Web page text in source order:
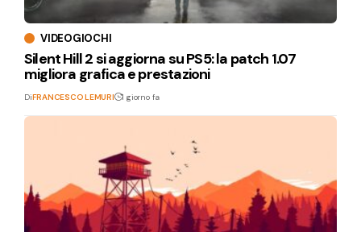
VIDEOGIOCHI
Silent Hill 2 si aggiorna su PS5: la patch 1.07
migliora grafica e prestazioni
DiFRANCESCO LEMURI 1 giorno fa